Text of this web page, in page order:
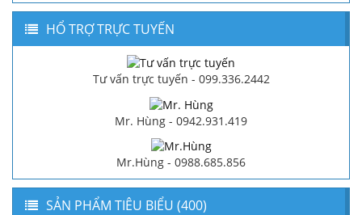
HỔ TRỢ TRỰC TUYẾN
Tư vấn trực tuyến - 099.336.2442
Mr. Hùng - 0942.931.419
Mr.Hùng - 0988.685.856
SẢN PHẨM TIÊU BIỂU (400)